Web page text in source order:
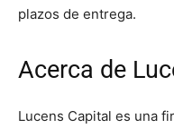
plazos de entrega.
Acerca de
Lucens Capital es una